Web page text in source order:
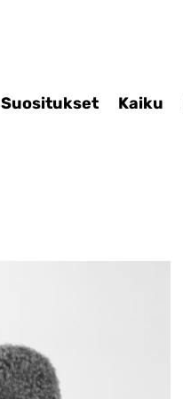
Suositukset Kaiku